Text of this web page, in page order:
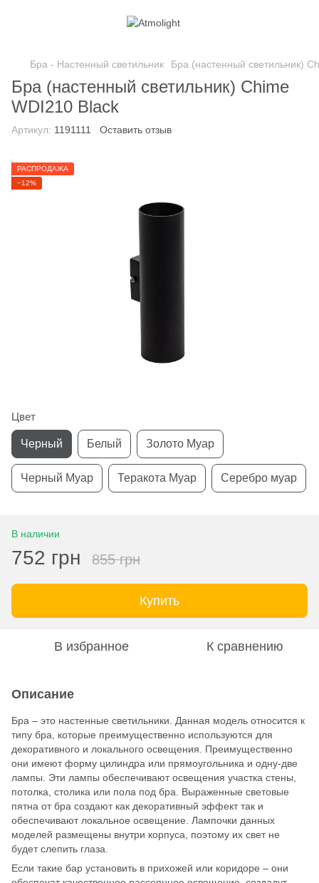
Бра - Настенный светильник Бра (настенный светильник)
Бра (настенный светильник) Chime
WDI210 Black
Артикул: 1191111 Оставить отзыв
РАСПРОДАЖА
−12%
Цвет
Черный Белый Золото Муар
Черный Муар Теракота Муар Серебро муар
В наличии
752 грн 855 грн
Купить
В избранное К сравнению
Описание
Бра – это настенные светильники. Данная модель относится к
типу бра, которые преимущественно используются для
декоративного и локального освещения. Преимущественно
они имеют форму цилиндра или прямоугольника и одну-две
лампы. Эти лампы обеспечивают освещения участка стены,
потолка, столика или пола под бра. Выраженные световые
пятна от бра создают как декоративный эффект так и
обеспечивают локальное освещение. Лампочки данных
моделей размещены внутри корпуса, поэтому их свет не
будет слепить глаза.
Если такие бар установить в прихожей или коридоре – они